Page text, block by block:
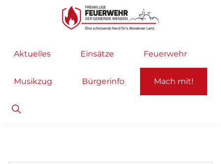
Hauptnavigation
Feuerwehr
helfen
selbstverständlich!
Aktuelles Einsätze Feuerwehr
Musikzug Bürgerinfo Mach mit!
Show
Search